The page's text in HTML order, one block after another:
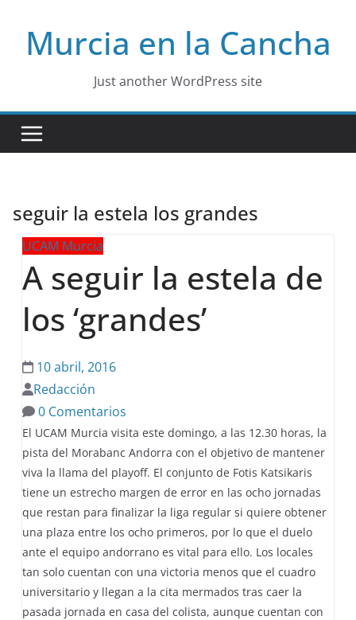
contentMurcia en la Cancha
Just another WordPress site
seguir la estela los grandes
UCAM Murcia
A seguir la estela de
los ‘grandes’
10 abril, 2016
Redacción
0 Comentarios
El UCAM Murcia visita este domingo, a las 12.30 horas, la
pista del Morabanc Andorra con el objetivo de mantener
viva la llama del playoff. El conjunto de Fotis Katsikaris
tiene un estrecho margen de error en las ocho jornadas
que restan para finalizar la liga regular si quiere obtener
una plaza entre los ocho primeros, por lo que el duelo
ante el equipo andorrano es vital para ello. Los locales
tan solo cuentan con una victoria menos que el cuadro
universitario y llegan a la cita mermados tras caer la
pasada jornada en casa del colista, aunque cuentan con